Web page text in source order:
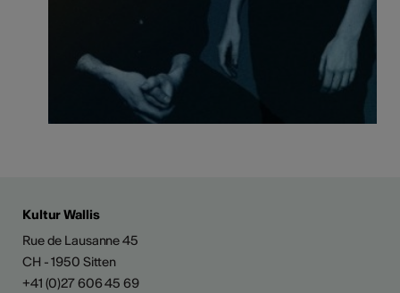
Kultur Wallis
Rue de Lausanne 45
CH - 1950 Sitten
+41 (0)27 606 45 69